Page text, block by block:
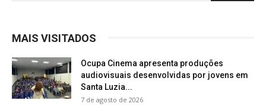
MAIS VISITADOS
Ocupa Cinema apresenta produções
audiovisuais desenvolvidas por jovens em
Santa Luzia...
7 de agosto de 2026